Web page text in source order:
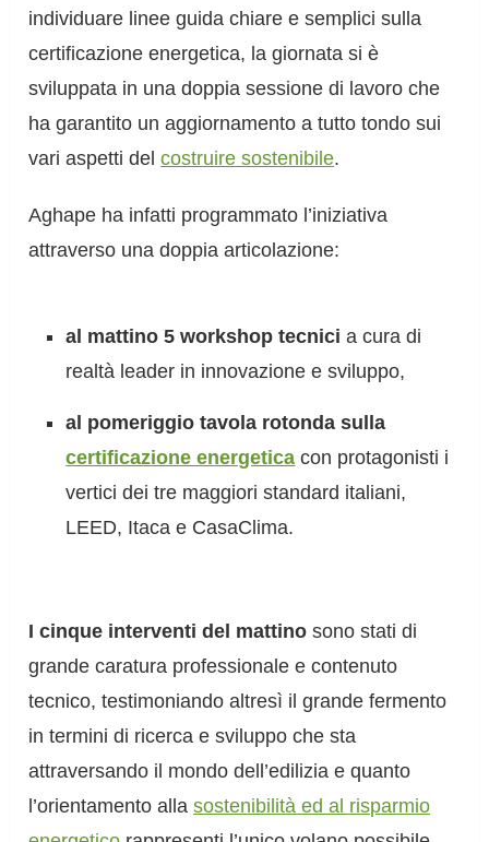
individuare linee guida chiare e semplici sulla
certificazione energetica, la giornata si è
sviluppata in una doppia sessione di lavoro che
ha garantito un aggiornamento a tutto tondo sui
vari aspetti delcostruire sostenibile.
Aghape ha infatti programmato l’iniziativa
attraverso una doppia articolazione:
al mattino 5 workshop tecnici a cura di
realtà leader in innovazione e sviluppo,
al pomeriggio tavola rotonda sulla
certificazione energetica con protagonisti i
vertici dei tre maggiori standard italiani,
LEED, Itaca e CasaClima.
I cinque interventi del mattino sono stati di
grande caratura professionale e contenuto
tecnico, testimoniando altresì il grande fermento
in termini di ricerca e sviluppo che sta
attraversando il mondo dell’edilizia e quanto
l’orientamento allasostenibilità ed al risparmio